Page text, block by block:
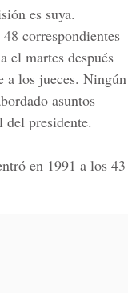
es suya.
correspondientes
el martes después
a los jueces. Ningún
asuntos
presidente.
en 1991 a los 43